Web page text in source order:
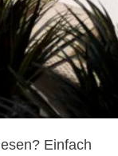
lesen? Einfach